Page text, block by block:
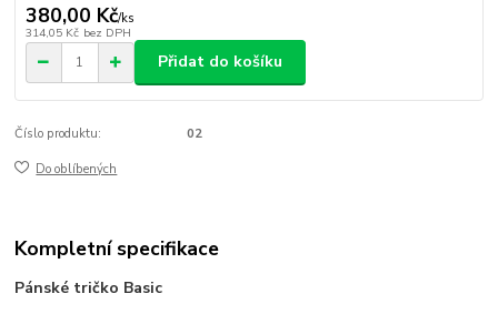
380,00 Kč/ks
314,05 Kč bez DPH
Přidat do košíku
Číslo produktu: 02
Do oblíbených
Kompletní specifikace
Pánské tričko Basic